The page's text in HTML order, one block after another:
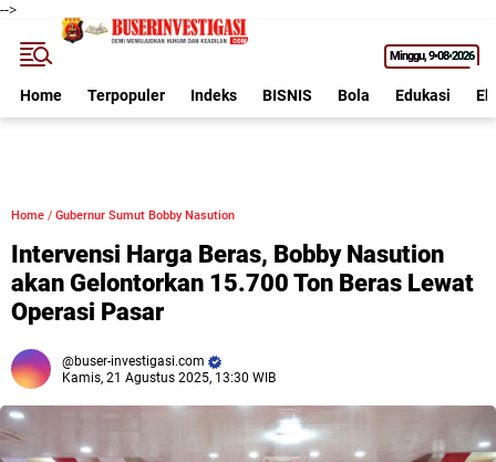
-->
Minggu 9•08•2026
Home Terpopuler Indeks BISNIS Bola Edukasi
Home / Gubernur Sumut Bobby Nasution
Intervensi Harga Beras, Bobby Nasution
akan Gelontorkan 15.700 Ton Beras Lewat
Operasi Pasar
buser-investigasi.com
Kamis, 21 Agustus 2025, 13:30 WIB